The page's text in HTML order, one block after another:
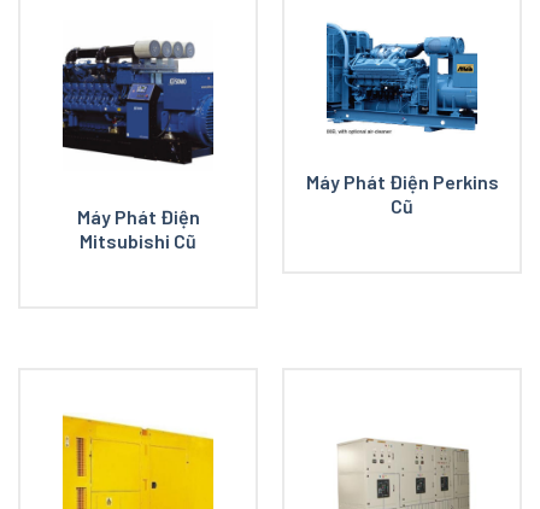
Máy Phát Điện
Mitsubishi Cũ
Máy Phát Điện Perkins
Cũ